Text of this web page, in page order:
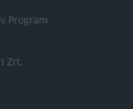
Program
Zrt.